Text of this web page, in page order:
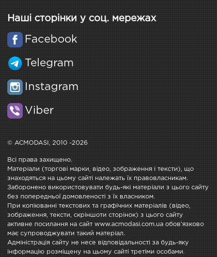
Наші сторінки у соц. мережах
Facebook
Telegram
Instagram
Viber
© ACMODASI, 2010 -2026
Всі права захищено.
Матеріали (торгові марки, відео, зображення і тексти), що
знаходяться на цьому сайті належать їх правовласникам.
Заборонено використовувати будь-які матеріали з цього сайту
без попередньої домовленості з їх власником.
При копіюванні текстових та графічних матеріалів (відео,
зображення, тексти, скріншоти сторінок) з цього сайту
активне посилання на сайт www.acmodasi.com.ua обов'язково
має супроводжувати такий матеріал.
Адміністрація сайту не несе відповідальності за будь-яку
інформацію розміщену на цьому сайті третіми особами.